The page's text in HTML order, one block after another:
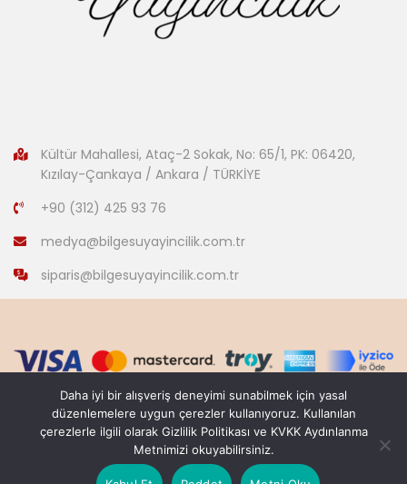
Kültür Mahallesi, Ataç-2 Sokak, No: 65/1, PK: 06420,
Kızılay-Çankaya / Ankara / TÜRKİYE
+90 (312) 425 93 76
medya@bilgesuyayincilik.com.tr
siparis@bilgesuyayincilik.com.tr
Copyright © 2007-2022
Web Design:Sicilya Dijital / Talha Dereci
Daha iyi bir alışveriş deneyimi sunabilmek için yasal
düzenlemelere uygun çerezler kullanıyoruz. Kullanılan
çerezlerle ilgili olarak Gizlilik Politikası ve KVKK Aydınlanma
Metnimizi okuyabilirsiniz.